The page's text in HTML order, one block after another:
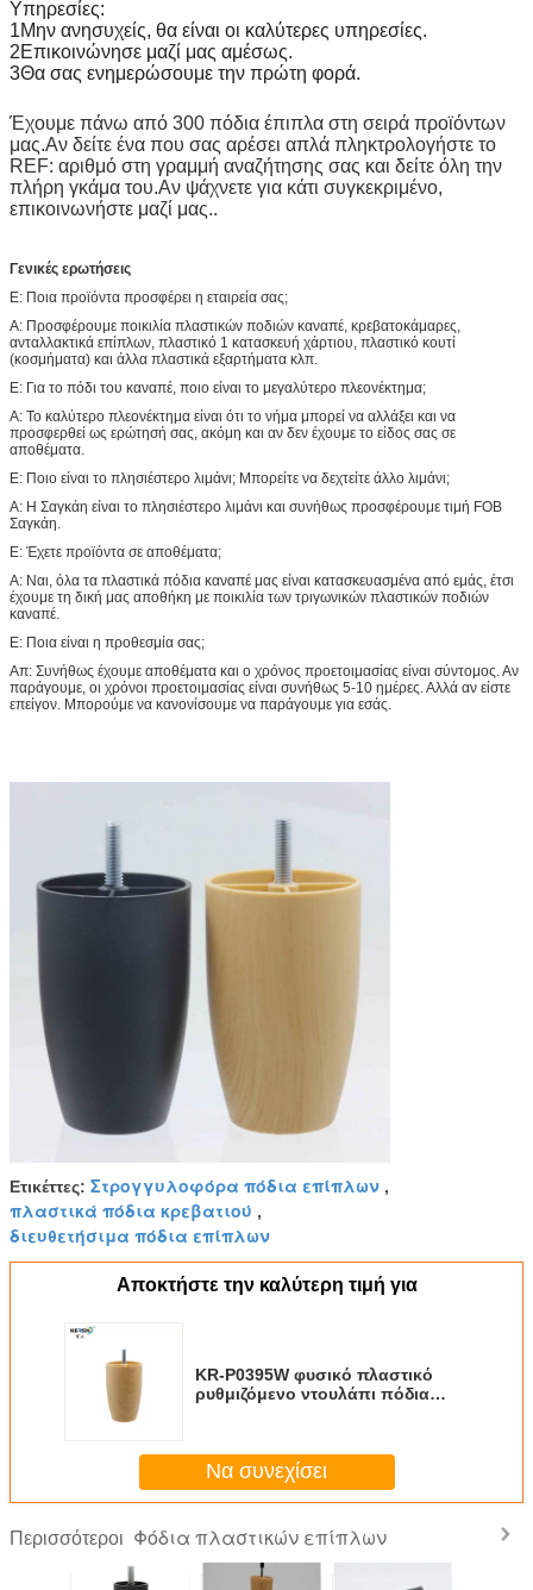
Υπηρεσίες:
1Μην ανησυχείς, θα είναι οι καλύτερες υπηρεσίες.
2Επικοινώνησε μαζί μας αμέσως.
3Θα σας ενημερώσουμε την πρώτη φορά.
Έχουμε πάνω από 300 πόδια έπιπλα στη σειρά προϊόντων
μας.Αν δείτε ένα που σας αρέσει απλά πληκτρολογήστε το
REF: αριθμό στη γραμμή αναζήτησης σας και δείτε όλη την
πλήρη γκάμα του.Αν ψάχνετε για κάτι συγκεκριμένο,
επικοινωνήστε μαζί μας..
Γενικές ερωτήσεις
Ε: Ποια προϊόντα προσφέρει η εταιρεία σας;
Α: Προσφέρουμε ποικιλία πλαστικών ποδιών καναπέ, κρεβατοκάμαρες,
ανταλλακτικά επίπλων, πλαστικό 1 κατασκευή χάρτιου, πλαστικό κουτί
(κοσμήματα) και άλλα πλαστικά εξαρτήματα κλπ.
Ε: Για το πόδι του καναπέ, ποιο είναι το μεγαλύτερο πλεονέκτημα;
Α: Το καλύτερο πλεονέκτημα είναι ότι το νήμα μπορεί να αλλάξει και να
προσφερθεί ως ερώτησή σας, ακόμη και αν δεν έχουμε το είδος σας σε
αποθέματα.
Ε: Ποιο είναι το πλησιέστερο λιμάνι; Μπορείτε να δεχτείτε άλλο λιμάνι;
Α: Η Σαγκάη είναι το πλησιέστερο λιμάνι και συνήθως προσφέρουμε τιμή FOB
Σαγκάη.
Ε: Έχετε προϊόντα σε αποθέματα;
Α: Ναι, όλα τα πλαστικά πόδια καναπέ μας είναι κατασκευασμένα από εμάς, έτσι
έχουμε τη δική μας αποθήκη με ποικιλία των τριγωνικών πλαστικών ποδιών
καναπέ.
Ε: Ποια είναι η προθεσμία σας;
Απ: Συνήθως έχουμε αποθέματα και ο χρόνος προετοιμασίας είναι σύντομος. Αν
παράγουμε, οι χρόνοι προετοιμασίας είναι συνήθως 5-10 ημέρες. Αλλά αν είστε
επείγον. Μπορούμε να κανονίσουμε να παράγουμε για εσάς.
Ετικέττες: Στρογγυλοφόρα πόδια επίπλων ,
πλαστικά πόδια κρεβατιού ,
διευθετήσιμα πόδια επίπλων
Αποκτήστε την καλύτερη τιμή για
KR-P0395W φυσικό πλαστικό
ρυθμιζόμενο ντουλάπι πόδια
Να συνεχίσει
Περισσότεροι Φόδια πλαστικών επίπλων